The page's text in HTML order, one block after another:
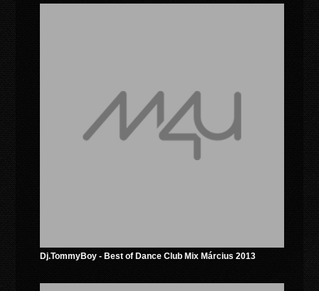
Dj.TommyBoy - Best of Dance Club Mix Március 2013